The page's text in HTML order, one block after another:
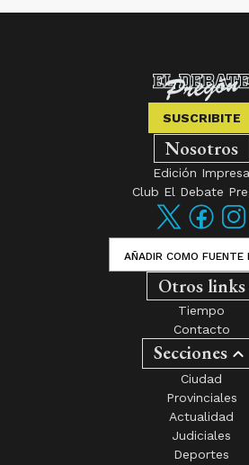
SUSCRIBITE
Nosotros
Edición Impresa
Club El Debate
AÑADIR COMO FUENTE
Otros links
Tiempo
Contacto
Secciones
Ciudad
Provinciales
Actualidad
Judiciales
Deportes